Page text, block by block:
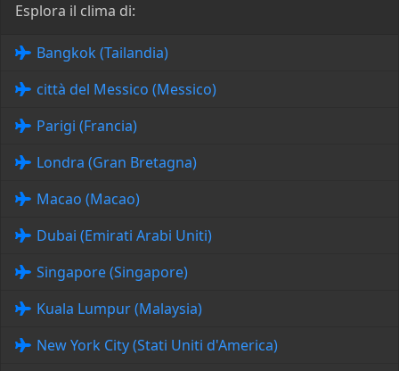
Esplora il clima di:
Bangkok (Tailandia)
città del Messico (Messico)
Parigi (Francia)
Londra (Gran Bretagna)
Macao (Macao)
Dubai (Emirati Arabi Uniti)
Singapore (Singapore)
Kuala Lumpur (Malaysia)
New York City (Stati Uniti d'America)